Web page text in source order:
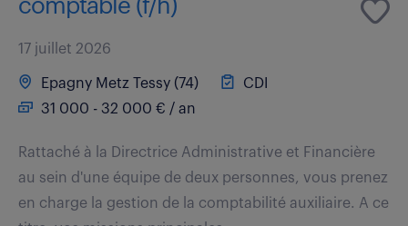
comptable (f/h)
17 juillet 2026
Epagny Metz Tessy (74)
CDI
31 000 - 32 000 € / an
Rattaché à la Directrice Administrative et Financière
au sein d'une équipe de deux personnes, vous prenez
en charge la gestion de la comptabilité auxiliaire. A ce